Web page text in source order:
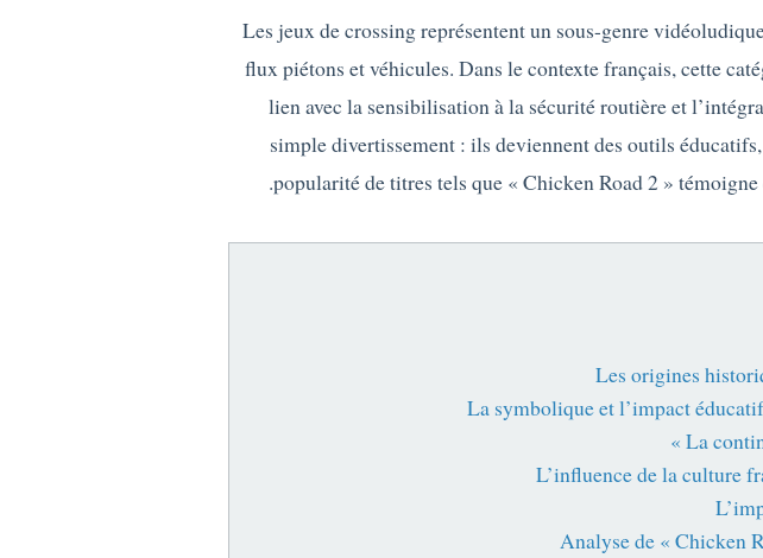
Les jeux de crossing représentent un sous-genre
flux piétons et véhicules. Dans le contexte français, cette
lien avec la sensibilisation à la sécurité routière et
simple divertissement : ils deviennent des outils
popularité de titres tels que « Chicken Road 2 »
Les origines
La symbolique et l’impact
La
L’influence de la culture
Analyse de « Chicken